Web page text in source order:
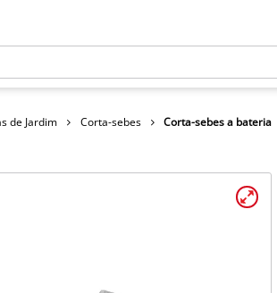
de Jardim Corta-sebes Corta-sebes a bateria